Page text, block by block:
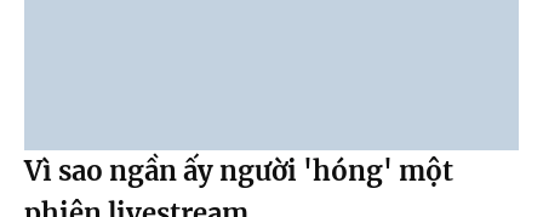
Vì sao ngần ấy người 'hóng' một